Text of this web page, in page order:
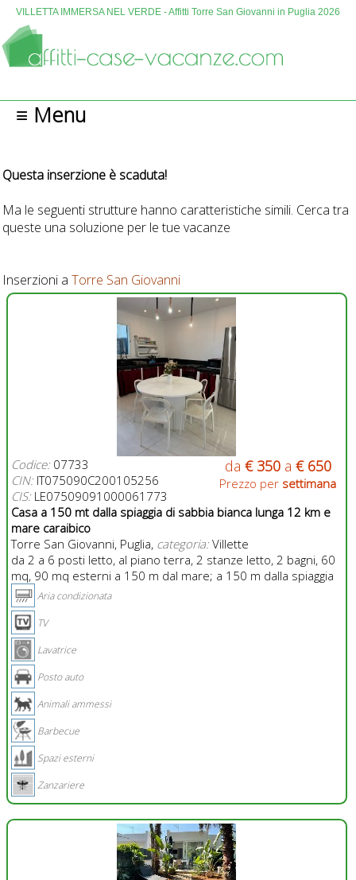
VILLETTA IMMERSA NEL VERDE - Affitti Torre San Giovanni in Puglia 2026
≡ Menu
Questa inserzione è scaduta!
Ma le seguenti strutture hanno caratteristiche simili. Cerca tra
queste una soluzione per le tue vacanze
Inserzioni a Torre San Giovanni
da € 350a € 650
Prezzo per settimana
Codice:07733
CIN:IT075090C200105256
CIS:LE07509091000061773
Casa a 150 mt dalla spiaggia di sabbia bianca lunga 12 km e
mare caraibico
Torre San Giovanni, Puglia, categoria:Villette
da 2 a 6 posti letto, al piano terra, 2 stanze letto, 2 bagni, 60
mq, 90 mq esterni a 150 m dal mare; a 150 m dalla spiaggia
Aria condizionata
TV
Lavatrice
Posto auto
Animali ammessi
Barbecue
Spazi esterni
Zanzariere